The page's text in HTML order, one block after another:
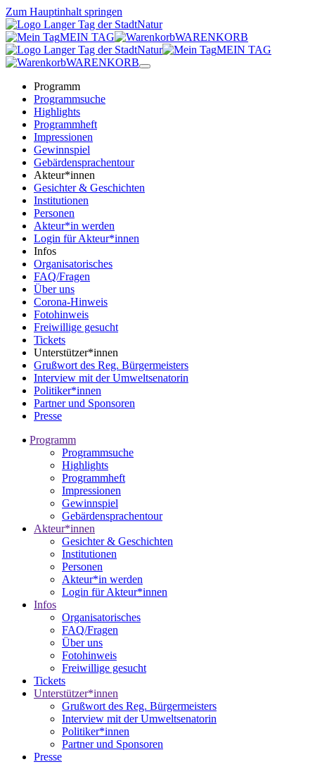
Zum Hauptinhalt springen
MEIN TAG
WARENKORB
MEIN TAG
WARENKORB
Programm
Programmsuche
Highlights
Programmheft
Impressionen
Gewinnspiel
Gebärdensprachentour
Akteur*innen
Gesichter & Geschichten
Institutionen
Personen
Akteur*in werden
Login für Akteur*innen
Infos
Organisatorisches
FAQ/Fragen
Über uns
Corona-Hinweis
Fotohinweis
Freiwillige gesucht
Tickets
Unterstützer*innen
Grußwort des Reg. Bürgermeisters
Interview mit der Umweltsenatorin
Politiker*innen
Partner und Sponsoren
Presse
Programm
Programmsuche
Highlights
Programmheft
Impressionen
Gewinnspiel
Gebärdensprachentour
Akteur*innen
Gesichter & Geschichten
Institutionen
Personen
Akteur*in werden
Login für Akteur*innen
Infos
Organisatorisches
FAQ/Fragen
Über uns
Fotohinweis
Freiwillige gesucht
Tickets
Unterstützer*innen
Grußwort des Reg. Bürgermeisters
Interview mit der Umweltsenatorin
Politiker*innen
Partner und Sponsoren
Presse